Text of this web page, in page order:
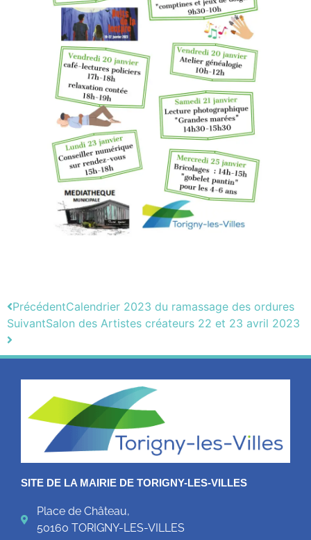
PrécédentCalendrier 2023 du ramassage des ordures
SuivantSalon des Artistes créateurs 22 et 23 avril 2023
SITE DE LA MAIRIE DE TORIGNY-LES-VILLES
Place de Château,
50160 TORIGNY-LES-VILLES